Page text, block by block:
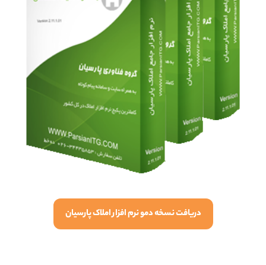
دریافت نسخه دمو نرم افزار املاک پارسیان